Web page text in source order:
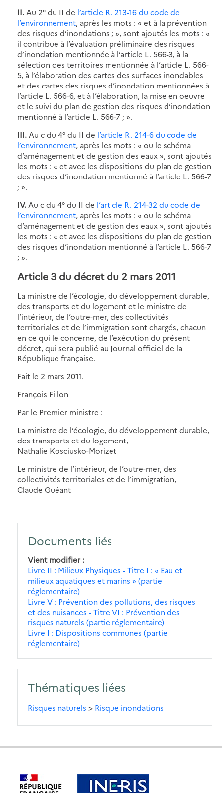
II. Au 2° du II de l’article R. 213-16 du code de
l’environnement, après les mots : « et à la prévention
des risques d’inondations ; », sont ajoutés les mots : «
il contribue à l’évaluation préliminaire des risques
d’inondation mentionnée à l’article L. 566-3, à la
sélection des territoires mentionnée à l’article L. 566-
5, à l’élaboration des cartes des surfaces inondables
et des cartes des risques d’inondation mentionnées à
l’article L. 566-6, et à l’élaboration, la mise en oeuvre
et le suivi du plan de gestion des risques d’inondation
mentionné à l’article L. 566-7 ; ».
III. Au c du 4° du II de l’article R. 214-6 du code de
l’environnement, après les mots : « ou le schéma
d’aménagement et de gestion des eaux », sont ajoutés
les mots : « et avec les dispositions du plan de gestion
des risques d’inondation mentionné à l’article L. 566-7
; ».
IV. Au c du 4° du II de l’article R. 214-32 du code de
l’environnement, après les mots : « ou le schéma
d’aménagement et de gestion des eaux », sont ajoutés
les mots : « et avec les dispositions du plan de gestion
des risques d’inondation mentionné à l’article L. 566-7
; ».
Article 3 du décret du 2 mars 2011
La ministre de l’écologie, du développement durable,
des transports et du logement et le ministre de
l’intérieur, de l’outre-mer, des collectivités
territoriales et de l’immigration sont chargés, chacun
en ce qui le concerne, de l’exécution du présent
décret, qui sera publié au Journal officiel de la
République française.
Fait le 2 mars 2011.
François Fillon
Par le Premier ministre :
La ministre de l’écologie, du développement durable,
des transports et du logement,
Nathalie Kosciusko-Morizet
Le ministre de l’intérieur, de l’outre-mer, des
collectivités territoriales et de l’immigration,
Claude Guéant
Documents liés
Vient modifier
Livre II : Milieux Physiques - Titre I : « Eau et
milieux aquatiques et marins » (partie
réglementaire)
Livre V : Prévention des pollutions, des risques
et des nuisances - Titre VI : Prévention des
risques naturels (partie réglementaire)
Livre I : Dispositions communes (partie
réglementaire)
Thématiques liées
Risques naturels > Risque inondations